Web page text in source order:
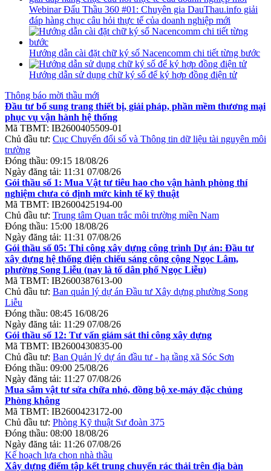
Webinar Đấu Thầu 360 #01: Chuyên gia DauThau.info giải
đáp hàng chục câu hỏi thực tế của doanh nghiệp mới
Hướng dẫn cài đặt chữ ký số Nacencomm chi tiết từng bước
Hướng dẫn sử dụng chữ ký số để ký hợp đồng điện tử
Thông báo mời thầu mới
Đầu tư bổ sung trang thiết bị, giải pháp, phần mềm thương mại
phục vụ vận hành hệ thống
Mã TBMT: IB2600405509-01
Chủ đầu tư: Cục Chuyển đổi số và Thông tin dữ liệu tài nguyên môi
trường
Đóng thầu: 09:15 18/08/26
Ngày đăng tải: 11:31 07/08/26
Gói thầu số 1: Mua Vật tư tiêu hao cho vận hành phòng thí
nghiệm chưa có định mức kinh tế kỹ thuật
Mã TBMT: IB2600425194-00
Chủ đầu tư: Trung tâm Quan trắc môi trường miền Nam
Đóng thầu: 15:00 18/08/26
Ngày đăng tải: 11:31 07/08/26
Gói thầu số 05: Thi công xây dựng công trình Dự án: Đầu tư
xây dựng hệ thống điện chiếu sáng công cộng Ngọc Lâm,
phường Song Liễu (nay là tố dân phố Ngọc Liễu)
Mã TBMT: IB2600387613-00
Chủ đầu tư: Ban quản lý dự án Đầu tư Xây dựng phường Song
Liễu
Đóng thầu: 08:45 16/08/26
Ngày đăng tải: 11:29 07/08/26
Gói thầu số 12: Tư vấn giám sát thi công xây dựng
Mã TBMT: IB2600430835-00
Chủ đầu tư: Ban Quản lý dự án đầu tư - hạ tầng xã Sóc Sơn
Đóng thầu: 09:00 25/08/26
Ngày đăng tải: 11:27 07/08/26
Mua sắm vật tư sửa chữa nhỏ, đồng bộ xe-máy đặc chủng
Phòng không
Mã TBMT: IB2600423172-00
Chủ đầu tư: Phòng Kỹ thuật Sư đoàn 375
Đóng thầu: 08:00 18/08/26
Ngày đăng tải: 11:26 07/08/26
Kế hoạch lựa chọn nhà thầu
Xây dựng điểm tập kết trung chuyển rác thải trên địa bàn